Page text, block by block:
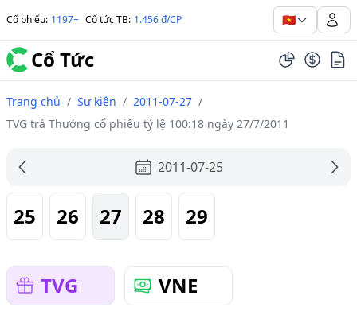
Cổ phiếu: 1197+ Cổ tức TB: 1.456 đ/CP 🇻🇳
Cổ Tức
Trang chủ / Sự kiện / 2011-07-27 /
TVG trả Thưởng cổ phiếu tỷ lệ 100:18 ngày 27/7/2011
2011-07-25
25 26 27 28 29
TVG
VNE